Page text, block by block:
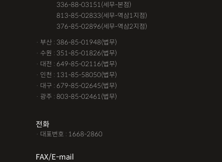
336-88-03151(세무-본점)
813-85-02833(세무-역삼1지점)
376-85-02896(세무-역삼2지점)
· 부산 : 386-85-01948(법무)
· 수원 : 351-85-01826(법무)
· 대전 : 649-85-02116(법무)
· 인천 : 131-85-58050(법무)
· 대구 : 679-85-02645(법무)
· 광주 : 803-85-02461(법무)
전화
· 대표번호 : 1668-2860
FAX/E-mail